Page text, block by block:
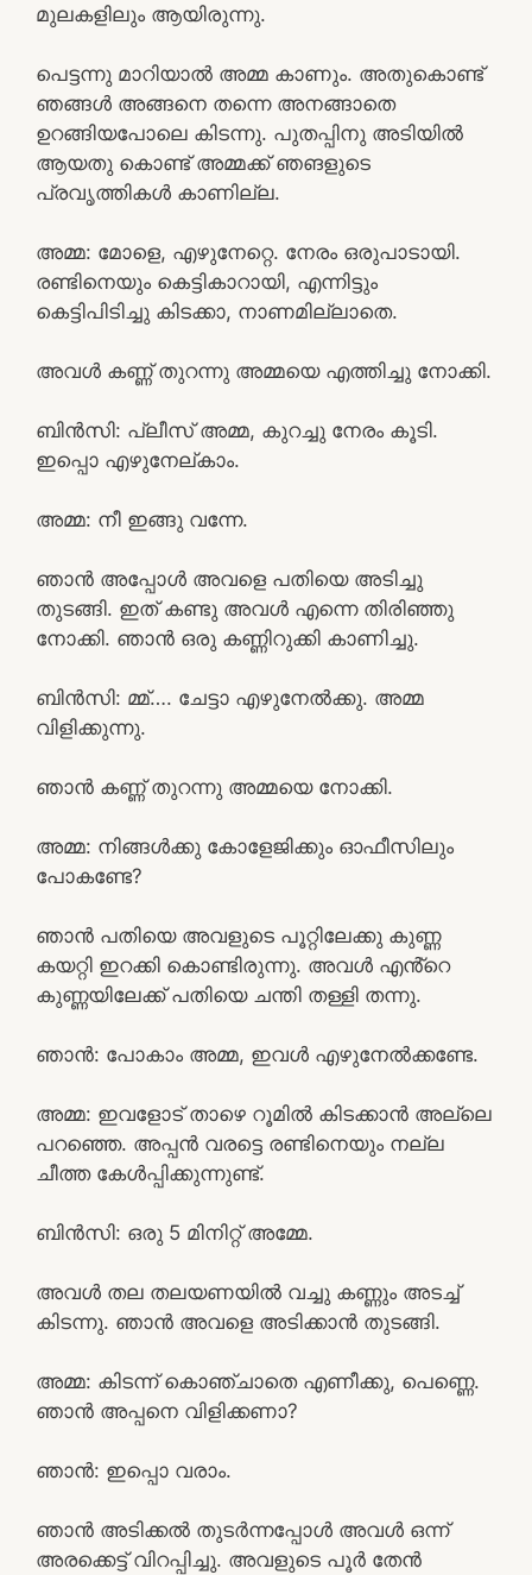
മുലകളിലും ആയിരുന്നു.
പെട്ടന്നു മാറിയാൽ അമ്മ കാണും. അതുകൊണ്ട്
ഞങ്ങൾ അങ്ങനെ തന്നെ അനങ്ങാതെ
ഉറങ്ങിയപോലെ കിടന്നു. പുതപ്പിനു അടിയിൽ
ആയതു കൊണ്ട് അമ്മക്ക് ഞങളുടെ
പ്രവൃത്തികൾ കാണില്ല.
അമ്മ: മോളെ, എഴുനേറ്റെ. നേരം ഒരുപാടായി.
രണ്ടിനെയും കെട്ടികാറായി, എന്നിട്ടും
കെട്ടിപിടിച്ചു കിടക്കാ, നാണമില്ലാതെ.
അവൾ കണ്ണ് തുറന്നു അമ്മയെ എത്തിച്ചു നോക്കി.
ബിൻസി: പ്ലീസ് അമ്മ, കുറച്ചു നേരം കൂടി.
ഇപ്പൊ എഴുനേല്‌കാം.
അമ്മ: നീ ഇങ്ങു വന്നേ.
ഞാൻ അപ്പോൾ അവളെ പതിയെ അടിച്ചു
തുടങ്ങി. ഇത് കണ്ടു അവൾ എന്നെ തിരിഞ്ഞു
നോക്കി. ഞാൻ ഒരു കണ്ണിറുക്കി കാണിച്ചു.
ബിൻസി: മ്മ്…. ചേട്ടാ എഴുനേൽക്കു. അമ്മ
വിളിക്കുന്നു.
ഞാൻ കണ്ണ് തുറന്നു അമ്മയെ നോക്കി.
അമ്മ: നിങ്ങൾക്കു കോളേജിക്കും ഓഫീസിലും
പോകണ്ടേ?
ഞാൻ പതിയെ അവളുടെ പൂറ്റിലേക്കു കുണ്ണ
കയറ്റി ഇറക്കി കൊണ്ടിരുന്നു. അവൾ എൻ്റെ
കുണ്ണയിലേക്ക് പതിയെ ചന്തി തള്ളി തന്നു.
ഞാൻ: പോകാം അമ്മ, ഇവൾ എഴുനേൽക്കണ്ടേ.
അമ്മ: ഇവളോട് താഴെ റൂമിൽ കിടക്കാൻ അല്ലെ
പറഞ്ഞെ. അപ്പൻ വരട്ടെ രണ്ടിനെയും നല്ല
ചീത്ത കേൾപ്പിക്കുന്നുണ്ട്.
ബിൻസി: ഒരു 5 മിനിറ്റ് അമ്മേ.
അവൾ തല തലയണയിൽ വച്ചു കണ്ണും അടച്ച്
കിടന്നു. ഞാൻ അവളെ അടിക്കാൻ തുടങ്ങി.
അമ്മ: കിടന്ന് കൊഞ്ചാതെ എണീക്കു, പെണ്ണെ.
ഞാൻ അപ്പനെ വിളിക്കണാ?
ഞാൻ: ഇപ്പൊ വരാം.
ഞാൻ അടിക്കൽ തുടർന്നപ്പോൾ അവൾ ഒന്ന്
അരക്കെട്ട് വിറപ്പിച്ചു. അവളുടെ പൂർ തേൻ